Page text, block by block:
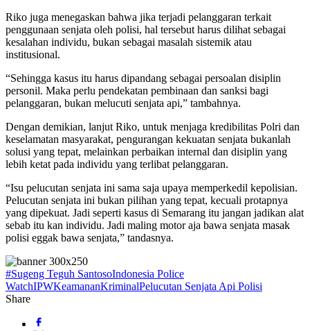
Riko juga menegaskan bahwa jika terjadi pelanggaran terkait
penggunaan senjata oleh polisi, hal tersebut harus dilihat sebagai
kesalahan individu, bukan sebagai masalah sistemik atau
institusional.
“Sehingga kasus itu harus dipandang sebagai persoalan disiplin
personil. Maka perlu pendekatan pembinaan dan sanksi bagi
pelanggaran, bukan melucuti senjata api,” tambahnya.
Dengan demikian, lanjut Riko, untuk menjaga kredibilitas Polri dan
keselamatan masyarakat, pengurangan kekuatan senjata bukanlah
solusi yang tepat, melainkan perbaikan internal dan disiplin yang
lebih ketat pada individu yang terlibat pelanggaran.
“Isu pelucutan senjata ini sama saja upaya memperkedil kepolisian.
Pelucutan senjata ini bukan pilihan yang tepat, kecuali protapnya
yang dipekuat. Jadi seperti kasus di Semarang itu jangan jadikan alat
sebab itu kan individu. Jadi maling motor aja bawa senjata masak
polisi eggak bawa senjata,” tandasnya.
#Sugeng Teguh SantosoIndonesia Police
WatchIPWKeamananKriminalPelucutan Senjata Api Polisi
Share